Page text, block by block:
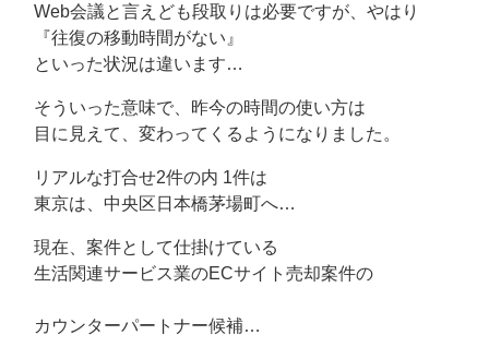
Web会議と言えども段取りは必要ですが、やはり
『往復の移動時間がない』
といった状況は違います…
そういった意味で、昨今の時間の使い方は
目に見えて、変わってくるようになりました。
リアルな打合せ2件の内 1件は
東京は、中央区日本橋茅場町へ…
現在、案件として仕掛けている
生活関連サービス業のECサイト売却案件の
カウンターパートナー候補…